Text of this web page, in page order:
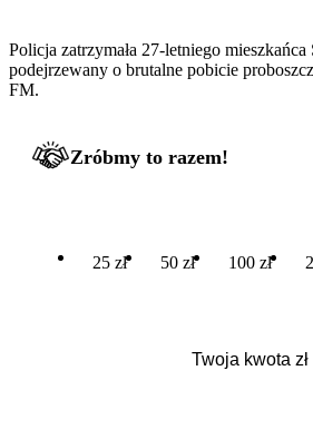
Policja zatrzymała 27-letniego
podejrzewany o brutalne pobicie
FM.
Zróbmy to razem!
25 zł 50 zł 100 zł